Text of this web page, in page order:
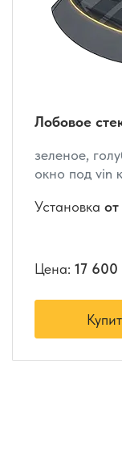
Лобовое
зеленое,
окно под vin
Установка
Цена: 17 600